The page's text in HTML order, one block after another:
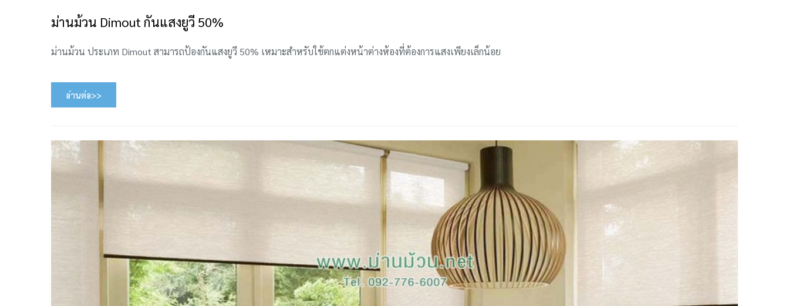
ม่านม้วน Dimout กันแสงยูวี 50%
ม่านม้วน ประเภท Dimout สามารถป้องกันแสงยูวี 50% เหมาะสำหรับใช้ตกแต่งหน้าต่างห้องที่ต้องการแสงเพียงเล็กน้อย
อ่านต่อ>>